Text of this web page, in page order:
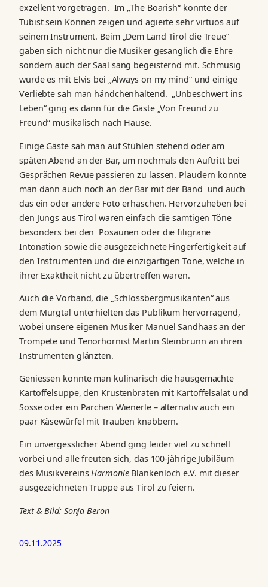
exzellent vorgetragen. Im „The Boarish“ konnte der
Tubist sein Können zeigen und agierte sehr virtuos auf
seinem Instrument. Beim „Dem Land Tirol die Treue“
gaben sich nicht nur die Musiker gesanglich die Ehre
sondern auch der Saal sang begeisternd mit. Schmusig
wurde es mit Elvis bei „Always on my mind“ und einige
Verliebte sah man händchenhaltend. „Unbeschwert ins
Leben“ ging es dann für die Gäste „Von Freund zu
Freund“ musikalisch nach Hause.
Einige Gäste sah man auf Stühlen stehend oder am
späten Abend an der Bar, um nochmals den Auftritt bei
Gesprächen Revue passieren zu lassen. Plaudern konnte
man dann auch noch an der Bar mit der Band und auch
das ein oder andere Foto erhaschen. Hervorzuheben bei
den Jungs aus Tirol waren einfach die samtigen Töne
besonders bei den Posaunen oder die filigrane
Intonation sowie die ausgezeichnete Fingerfertigkeit auf
den Instrumenten und die einzigartigen Töne, welche in
ihrer Exaktheit nicht zu übertreffen waren.
Auch die Vorband, die „Schlossbergmusikanten“ aus
dem Murgtal unterhielten das Publikum hervorragend,
wobei unsere eigenen Musiker Manuel Sandhaas an der
Trompete und Tenorhornist Martin Steinbrunn an ihren
Instrumenten glänzten.
Geniessen konnte man kulinarisch die hausgemachte
Kartoffelsuppe, den Krustenbraten mit Kartoffelsalat und
Sosse oder ein Pärchen Wienerle – alternativ auch ein
paar Käsewürfel mit Trauben knabbern.
Ein unvergesslicher Abend ging leider viel zu schnell
vorbei und alle freuten sich, das 100-jährige Jubiläum
des MusikvereinsHarmonieBlankenloch e.V. mit dieser
ausgezeichneten Truppe aus Tirol zu feiern.
Text & Bild: Sonja Beron
09.11.2025